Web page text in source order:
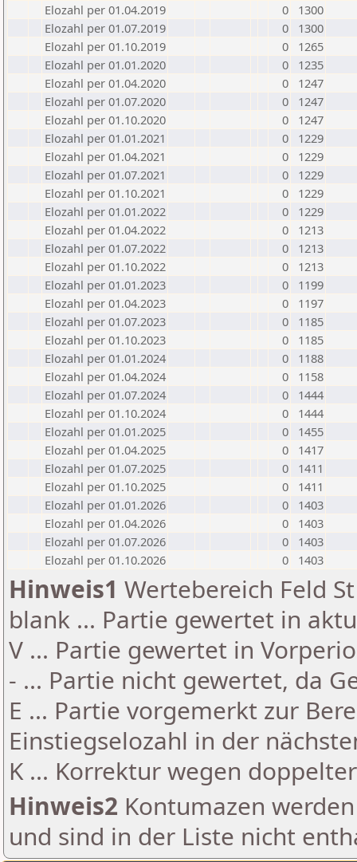
Elozahl per 01.04.2019
0
1300
Elozahl per 01.07.2019
0
1300
Elozahl per 01.10.2019
0
1265
Elozahl per 01.01.2020
0
1235
Elozahl per 01.04.2020
0
1247
Elozahl per 01.07.2020
0
1247
Elozahl per 01.10.2020
0
1247
Elozahl per 01.01.2021
0
1229
Elozahl per 01.04.2021
0
1229
Elozahl per 01.07.2021
0
1229
Elozahl per 01.10.2021
0
1229
Elozahl per 01.01.2022
0
1229
Elozahl per 01.04.2022
0
1213
Elozahl per 01.07.2022
0
1213
Elozahl per 01.10.2022
0
1213
Elozahl per 01.01.2023
0
1199
Elozahl per 01.04.2023
0
1197
Elozahl per 01.07.2023
0
1185
Elozahl per 01.10.2023
0
1185
Elozahl per 01.01.2024
0
1188
Elozahl per 01.04.2024
0
1158
Elozahl per 01.07.2024
0
1444
Elozahl per 01.10.2024
0
1444
Elozahl per 01.01.2025
0
1455
Elozahl per 01.04.2025
0
1417
Elozahl per 01.07.2025
0
1411
Elozahl per 01.10.2025
0
1411
Elozahl per 01.01.2026
0
1403
Elozahl per 01.04.2026
0
1403
Elozahl per 01.07.2026
0
1403
Elozahl per 01.10.2026
0 1403
Hinweis1 Wertebereich Feld
blank ... Partie gewertet in
V ... Partie gewertet in
- ... Partie nicht gewertet, da
E ... Partie vorgemerkt zur
Einstiegselozahl in der
K ... Korrektur wegen
Hinweis2 Kontumazen
und sind in der Liste nicht